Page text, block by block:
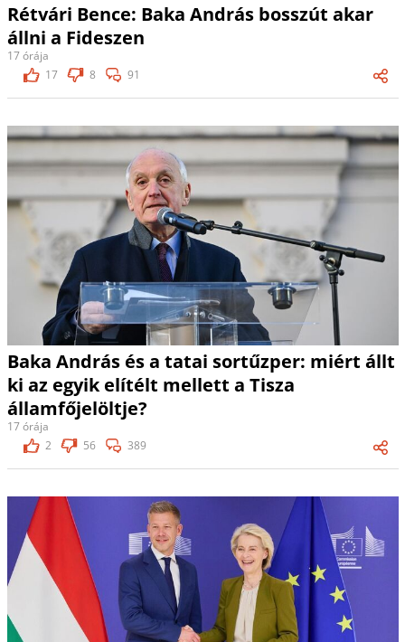
Rétvári Bence: Baka András bosszút akar
állni a Fideszen
17 órája
17
8 91
Baka András és a tatai sortűzper: miért állt
ki az egyik elítélt mellett a Tisza
államfőjelöltje?
17 órája
2
56 389